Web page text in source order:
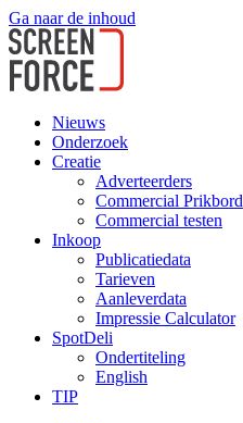
Ga naar de inhoud
Nieuws
Onderzoek
Creatie
Adverteerders
Commercial Prikbord
Commercial testen
Inkoop
Publicatiedata
Tarieven
Aanleverdata
Impressie Calculator
SpotDeli
Ondertiteling
English
TIP